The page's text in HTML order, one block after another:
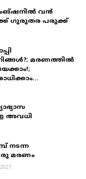
വൻ
ഗുരുതര പരുക്ക്
മരണത്തിൽ
അവധി
നടന്ന
മരണം